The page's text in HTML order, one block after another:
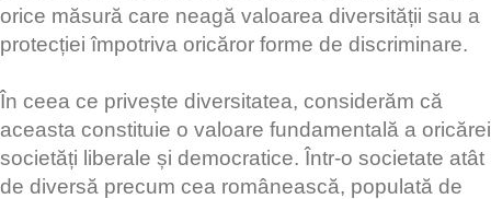
orice măsură care neagă valoarea diversității sau a
protecției împotriva oricăror forme de discriminare.
În ceea ce privește diversitatea, considerăm că
aceasta constituie o valoare fundamentală a oricărei
societăți liberale și democratice. Într-o societate atât
de diversă precum cea românească, populată de